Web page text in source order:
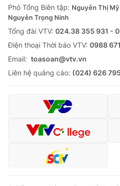
Phó Tổng Biên tập: Nguyễn Thị
Nguyễn Trọng Ninh
Tổng đài VTV: 024.38 355 931 -
Ðiện thoại Thời báo VTV: 0988
Email: toasoan@vtv.vn
Liên hệ quảng cáo: (024) 626